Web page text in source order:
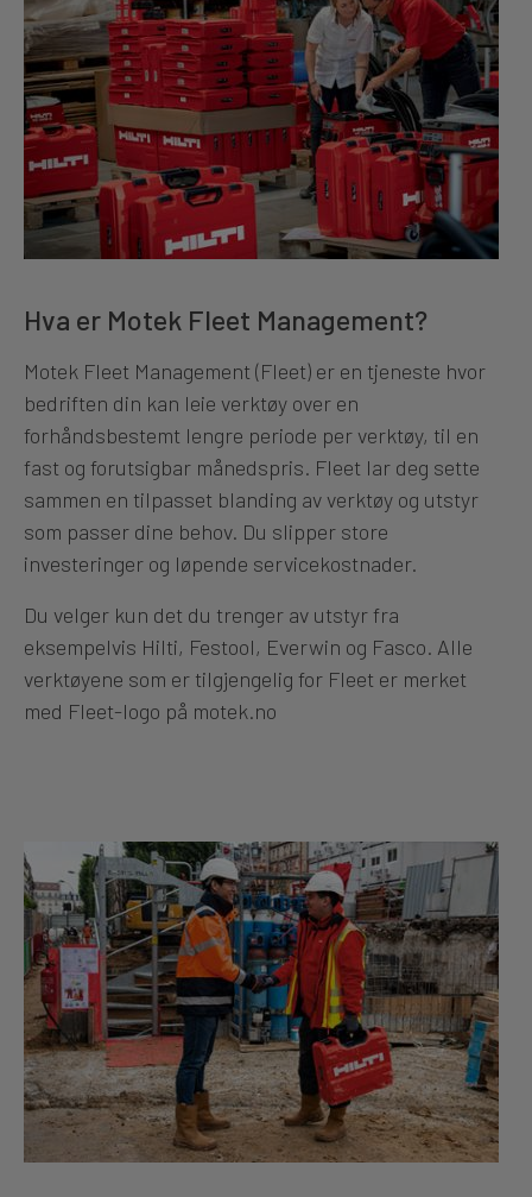
Hva er Motek Fleet Management?
Motek Fleet Management (Fleet) er en tjeneste hvor
bedriften din kan leie verktøy over en
forhåndsbestemt lengre periode per verktøy, til en
fast og forutsigbar månedspris. Fleet lar deg sette
sammen en tilpasset blanding av verktøy og utstyr
som passer dine behov. Du slipper store
investeringer og løpende servicekostnader.
Du velger kun det du trenger av utstyr fra
eksempelvis Hilti, Festool, Everwin og Fasco. Alle
verktøyene som er tilgjengelig for Fleet er merket
med Fleet-logo på motek.no